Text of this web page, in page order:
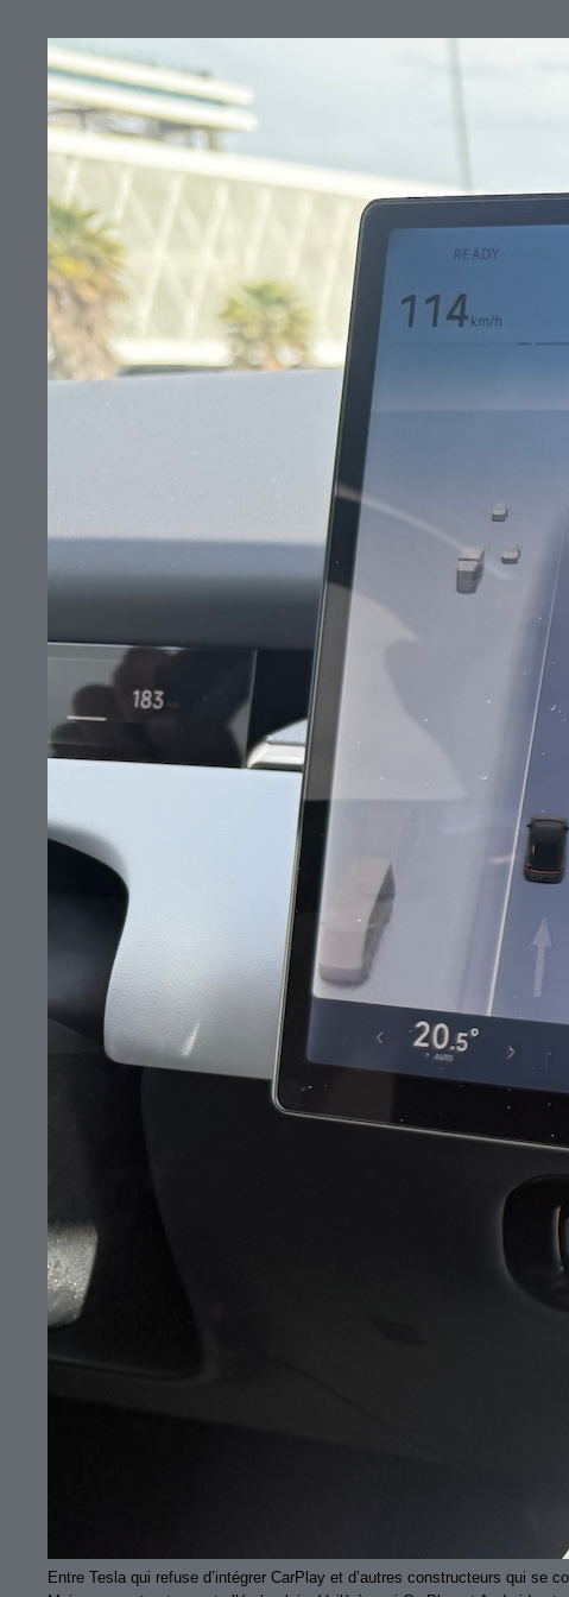
Entre Tesla qui refuse d’intégrer CarPlay et d’autres constructeurs qui se